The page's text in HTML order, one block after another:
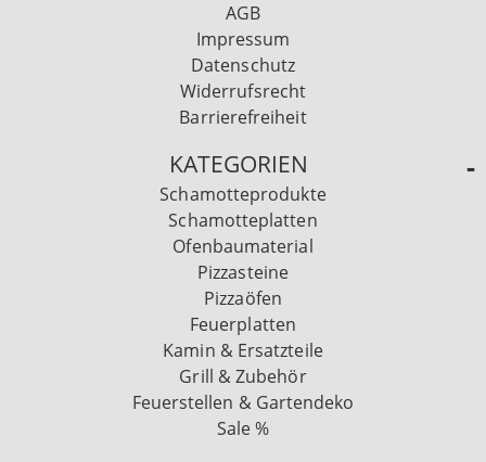
AGB
Impressum
Datenschutz
Widerrufsrecht
Barrierefreiheit
KATEGORIEN
Schamotteprodukte
Schamotteplatten
Ofenbaumaterial
Pizzasteine
Pizzaöfen
Feuerplatten
Kamin & Ersatzteile
Grill & Zubehör
Feuerstellen & Gartendeko
Sale %